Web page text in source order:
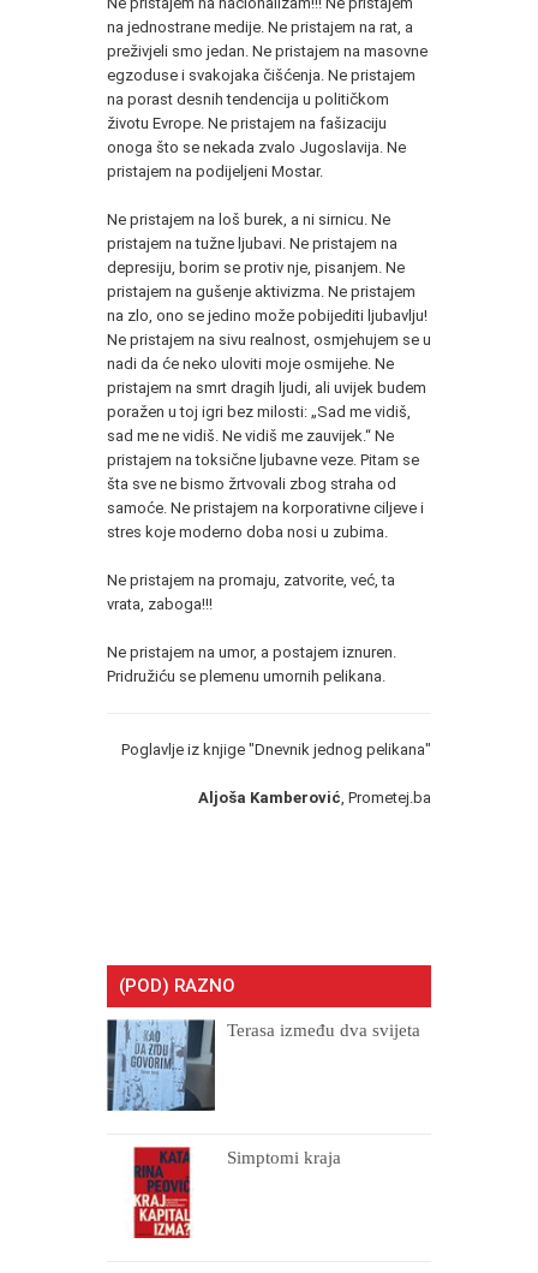
na jednostrane medije. Ne pristajem na rat, a
preživjeli smo jedan. Ne pristajem na masovne
egzoduse i svakojaka čišćenja. Ne pristajem
na porast desnih tendencija u političkom
životu Evrope. Ne pristajem na fašizaciju
onoga što se nekada zvalo Jugoslavija. Ne
pristajem na podijeljeni Mostar.
Ne pristajem na loš burek, a ni sirnicu. Ne
pristajem na tužne ljubavi. Ne pristajem na
depresiju, borim se protiv nje, pisanjem. Ne
pristajem na gušenje aktivizma. Ne pristajem
na zlo, ono se jedino može pobijediti ljubavlju!
Ne pristajem na sivu realnost, osmjehujem se u
nadi da će neko uloviti moje osmijehe. Ne
pristajem na smrt dragih ljudi, ali uvijek budem
poražen u toj igri bez milosti: „Sad me vidiš,
sad me ne vidiš. Ne vidiš me zauvijek.“ Ne
pristajem na toksične ljubavne veze. Pitam se
šta sve ne bismo žrtvovali zbog straha od
samoće. Ne pristajem na korporativne ciljeve i
stres koje moderno doba nosi u zubima.
Ne pristajem na promaju, zatvorite, već, ta
vrata, zaboga!!!
Ne pristajem na umor, a postajem iznuren.
Pridružiću se plemenu umornih pelikana.
Poglavlje iz knjige "Dnevnik jednog pelikana"
Aljoša Kamberović , Prometej.ba
(POD) RAZNO
Terasa između dva svijeta
Simptomi kraja